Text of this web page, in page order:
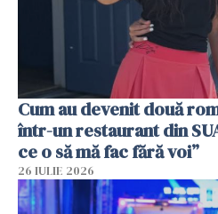
Cum au devenit două
într-un restaurant din
ce o să mă fac fără voi”
26 IULIE 2026